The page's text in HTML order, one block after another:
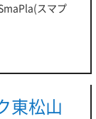
スマプ
東松山